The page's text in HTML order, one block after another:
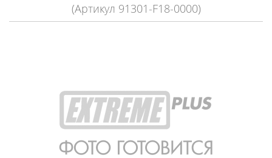
(Артикул 91301-F18-0000)